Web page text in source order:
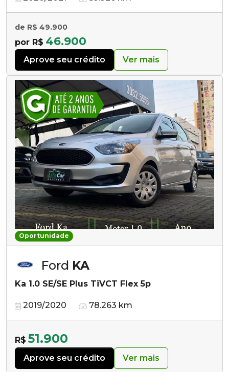
de R$ 49.900
por R$ 46.900
Aprove seu crédito Ver mais
Oportunidade
Ford KA
Ka 1.0 SE/SE Plus TiVCT Flex 5p
2019/2020 78.263 km
R$ 51.900
Aprove seu crédito Ver mais